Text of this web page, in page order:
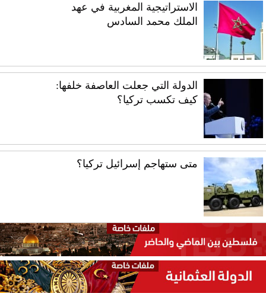
الاستراتيجية المغربية في عهد
الملك محمد السادس
الدولة التي جعلت العاصفة خلفها:
كيف تكسب تركيا؟
متى ستهاجم إسرائيل تركيا؟